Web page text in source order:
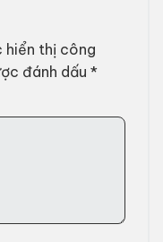
hiển thị công
đánh dấu *